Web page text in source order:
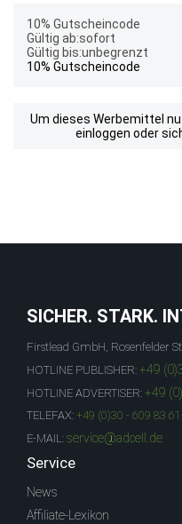
10% Gutscheincode
Gültig ab:sofort
Gültig bis:unbegrenzt
10% Gutscheincode
Um dieses Werbemittel
einloggen oder
SICHER. STARK.
Firstlead GmbH, Rosenfelder
HOTLINE PUBLISHER: +49
HOTLINE ADVERTISER: +49
TELEFAX: +49 (0)30 - 609 83
E-MAIL: service@adcell.de
Service
News
Affiliate-Lexikon